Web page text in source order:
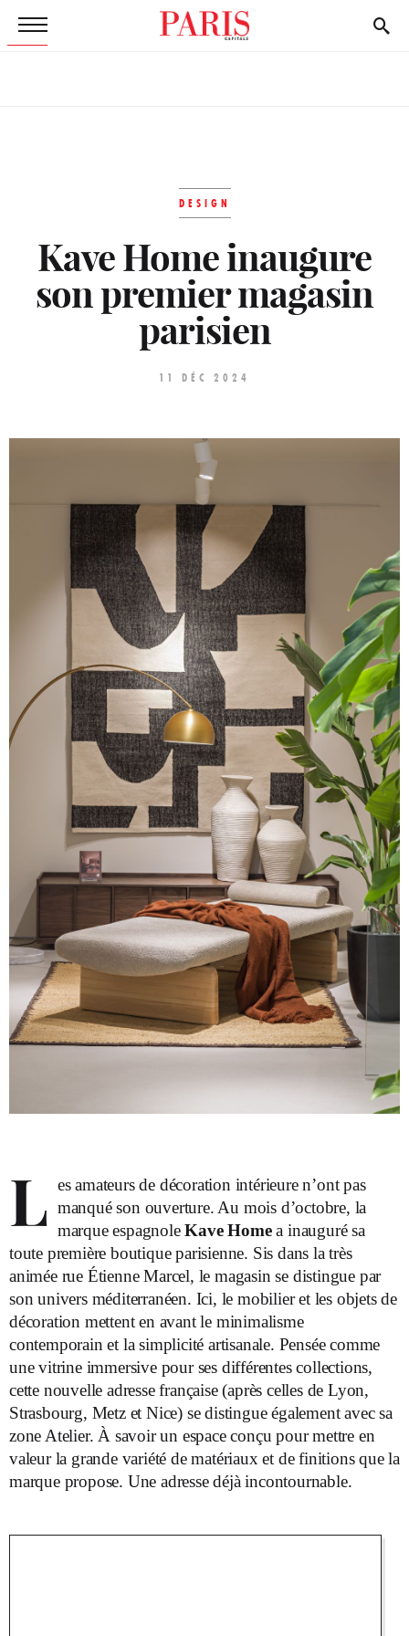
DESIGN
Kave Home inaugure
son premier magasin
parisien
11 DÉC 2024
L es amateurs de décoration intérieure n’ont pas
manqué son ouverture. Au mois d’octobre, la
marque espagnoleKave Homea inauguré sa
toute première boutique parisienne. Sis dans la très
animée rue Étienne Marcel, le magasin se distingue par
son univers méditerranéen. Ici, le mobilier et les objets de
décoration mettent en avant le minimalisme
contemporain et la simplicité artisanale. Pensée comme
une vitrine immersive pour ses différentes collections,
cette nouvelle adresse française (après celles de Lyon,
Strasbourg, Metz et Nice) se distingue également avec sa
zone Atelier. À savoir un espace conçu pour mettre en
valeur la grande variété de matériaux et de finitions que la
marque propose. Une adresse déjà incontournable.